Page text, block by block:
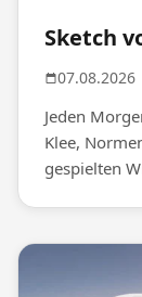
Sketch
07.08.2026
Jeden
Klee,
gespielten